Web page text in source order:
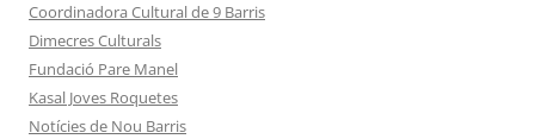
Coordinadora Cultural de 9 Barris
Dimecres Culturals
Fundació Pare Manel
Kasal Joves Roquetes
Notícies de Nou Barris